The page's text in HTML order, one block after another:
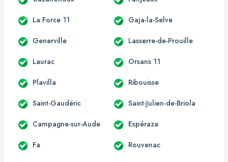
La Force 11 Gaja-la-Selve
Generville Lasserre-de-Prouille
Laurac Orsans 11
Plavilla Ribouisse
Saint-Gaudéric Saint-Julien-de-Briola
Campagne-sur-Aude Espéraza
Fa Rouvenac